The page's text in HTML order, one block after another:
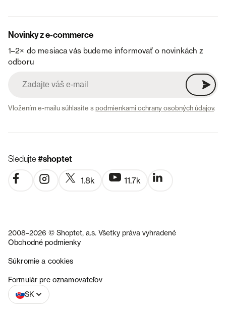
Novinky z e-commerce
1–2× do mesiaca vás budeme informovať o novinkách z
odboru
Vložením e-mailu súhlasíte spodmienkami ochrany osobných údajov.
Sledujte#shoptet
1.8k 11.7k
2008–2026 © Shoptet, a.s. Všetky práva vyhradené
Obchodné podmienky
Súkromie a cookies
Formulár pre oznamovateľov
SK